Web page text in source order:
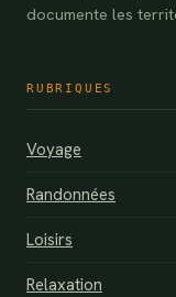
documente les
RUBRIQUES
Voyage
Randonnées
Loisirs
Relaxation